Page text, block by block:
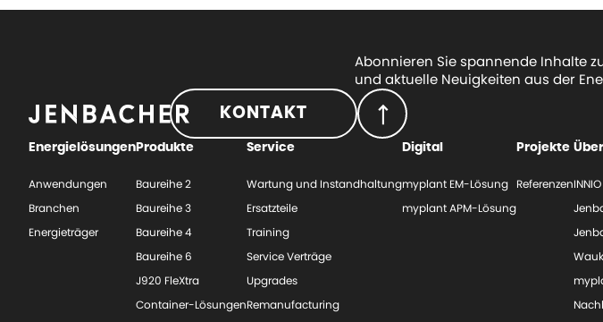
Abonnieren Sie spannende Inhalte
und aktuelle Neuigkeiten aus der
KONTAKT
Energielösungen
Anwendungen
Branchen
Energieträger
Produkte
Baureihe 2
Baureihe 3
Baureihe 4
Baureihe 6
J920 FleXtra
Container-Lösungen
Service
Wartung und Instandhaltung
Ersatzteile
Training
Service Verträge
Upgrades
Remanufacturing
Digital
myplant EM-Lösung
myplant APM-Lösung
Projekte
ReferenzenINNIO